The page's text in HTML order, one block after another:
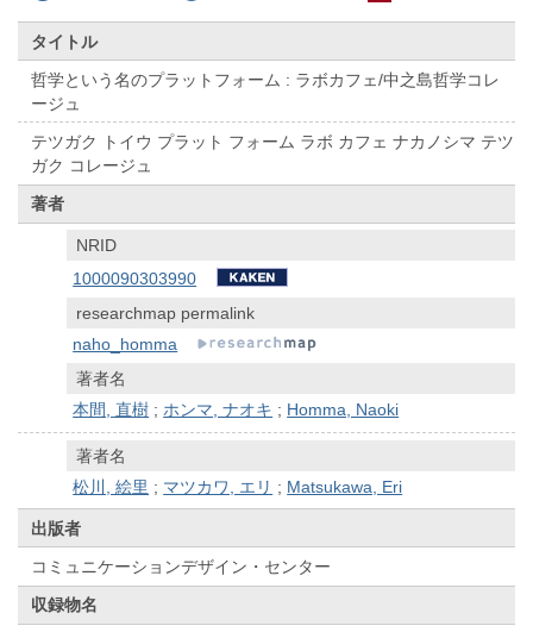
タイトル
哲学という名のプラットフォーム : ラボカフェ/中之島哲学コレ
ージュ
テツガク トイウ プラット フォーム ラボ カフェ ナカノシマ テツ
ガク コレージュ
著者
NRID
1000090303990
researchmap permalink
naho_homma
著者名
本間, 直樹 ;ホンマ, ナオキ ; Homma, Naoki
著者名
松川, 絵里 ; マツカワ, エリ ; Matsukawa, Eri
出版者
コミュニケーションデザイン・センター
収録物名